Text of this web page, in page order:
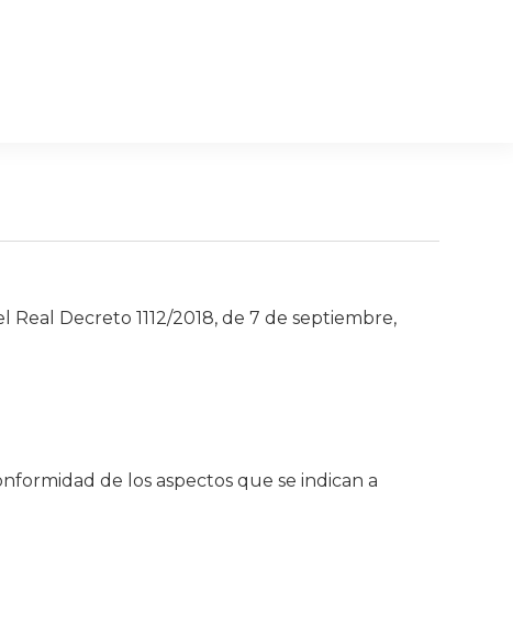
Decreto 1112/2018, de 7 de septiembre,
de los aspectos que se indican a